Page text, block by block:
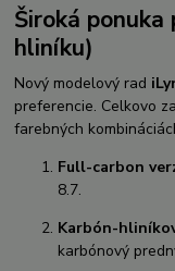
Široká ponuka
hliníku)
Nový modelový rad
preferencie. Celkovo
farebných
Full-carbon
8.7.
Karbón-
karbónový